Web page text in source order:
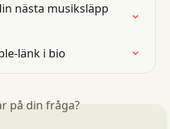
nästa musiksläpp
länk i bio
på din fråga?